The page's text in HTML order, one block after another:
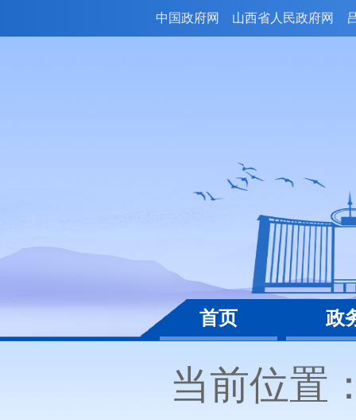
中国政府网 山西省人民政府网
首页 政
当前位置